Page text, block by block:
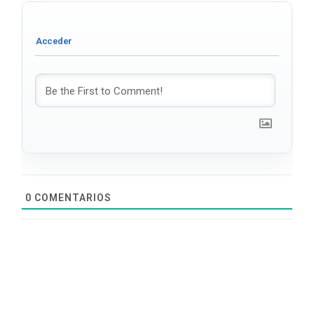
0 COMENTARIOS